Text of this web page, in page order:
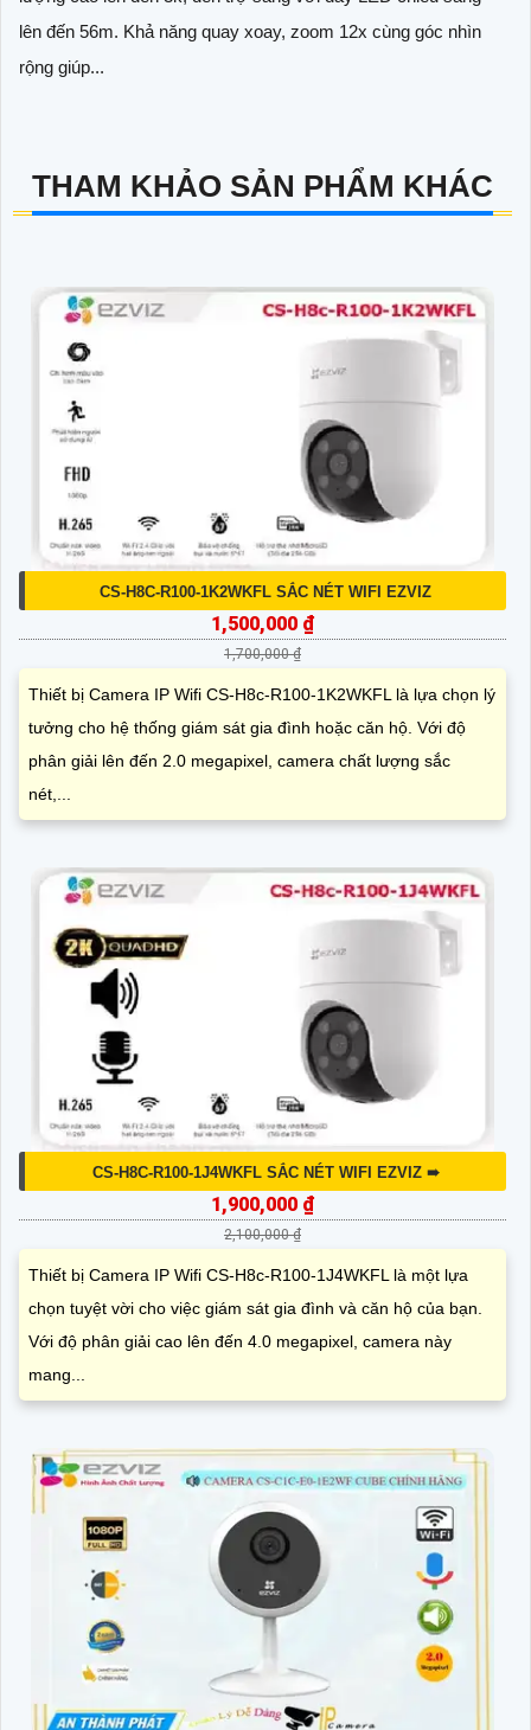
lên đến 56m. Khả năng quay xoay, zoom 12x cùng góc nhìn
rộng giúp...
THAM KHẢO SẢN PHẨM KHÁC
CS-H8C-R100-1K2WKFL SẮC NÉT WIFI EZVIZ
1,500,000 ₫
1,700,000 ₫
Thiết bị Camera IP Wifi CS-H8c-R100-1K2WKFL là lựa chọn lý
tưởng cho hệ thống giám sát gia đình hoặc căn hộ. Với độ
phân giải lên đến 2.0 megapixel, camera chất lượng sắc
nét,...
CS-H8C-R100-1J4WKFL SẮC NÉT WIFI EZVIZ ➠
1,900,000 ₫
2,100,000 ₫
Thiết bị Camera IP Wifi CS-H8c-R100-1J4WKFL là một lựa
chọn tuyệt vời cho việc giám sát gia đình và căn hộ của bạn.
Với độ phân giải cao lên đến 4.0 megapixel, camera này
mang...